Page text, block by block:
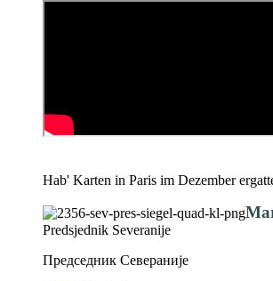
Hab' Karten in Paris im Dezember
Predsjednik Severanije
Председник Севераније